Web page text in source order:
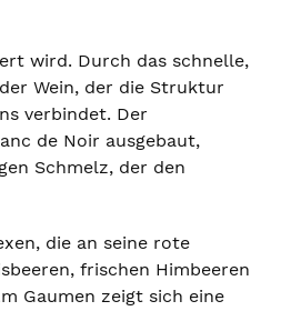
wird. Durch das schnelle,
Wein, der die Struktur
verbindet. Der
de Noir ausgebaut,
Schmelz, der den
die an seine rote
frischen Himbeeren
Gaumen zeigt sich eine